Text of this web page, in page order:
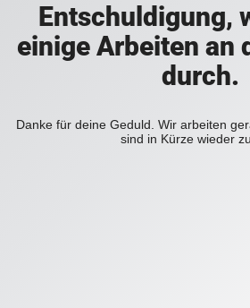
Entschuldigung,
einige Arbeiten an
durch.
Danke für deine Geduld. Wir arbeiten
sind in Kürze wieder